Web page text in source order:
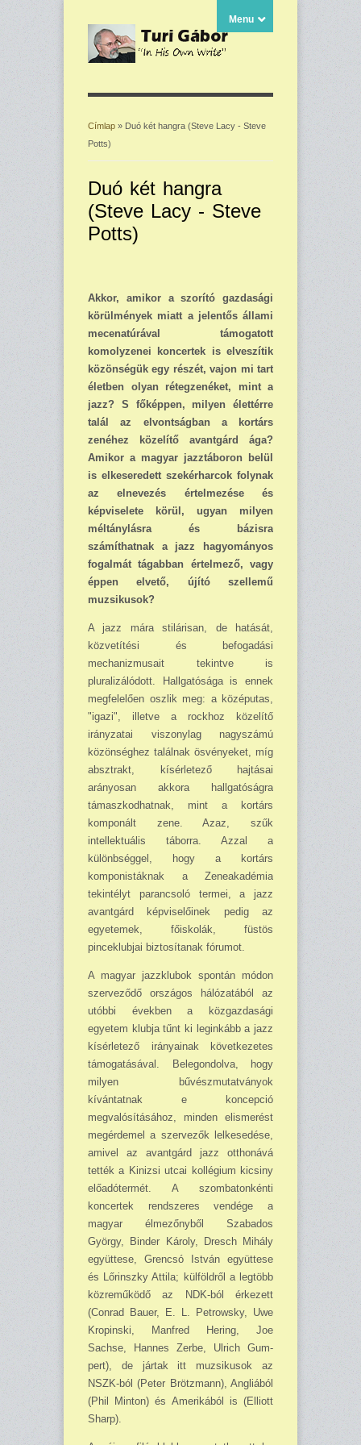
Menu
Jelenlegi hely
Címlap » Duó két hangra (Steve Lacy - Steve
Potts)
Duó két hangra
(Steve Lacy - Steve
Potts)
Akkor, amikor a szorító gazdasági
körülmények miatt a jelentős állami
mecenatúrával támo­gatott
komolyzenei koncertek is elveszítik
közönségük egy részét, vajon mi tart
életben olyan rétegzenéket, mint a
jazz? S főképpen, milyen élettérre
talál az elvontságban a kortárs
zenéhez közelítő avantgárd ága?
Amikor a magyar jazztáboron belül
is elkeseredett szekérharcok folynak
az elnevezés értelmezése és
képviselete körül, ugyan milyen
méltánylásra és bázisra
számíthatnak a jazz hagyományos
fogalmát tágabban értelmező, vagy
éppen elvető, újító szellemű
muzsikusok?
A jazz mára stilárisan, de hatását,
közvetítési és befogadási
mechanizmusait tekintve is
pluralizálódott. Hallgatósága is ennek
megfelelően oszlik meg: a középutas,
"igazi", illetve a rockhoz közelítő
irányzatai viszonylag nagyszámú
közönséghez találnak ösvényeket, míg
absztrakt, kísérletező hajtásai
arányosan akkora hallgatóságra
támaszkodhatnak, mint a kor­társ
komponált zene. Azaz, szűk
intellektuális táborra. Azzal a
különbséggel, hogy a kortárs
komponistáknak a Zeneakadémia
tekintélyt parancsoló termei, a jazz
avantgárd képviselőinek pedig az
egyetemek, főiskolák, füstös
pinceklubjai biztosítanak fórumot.
A magyar jazzklubok spontán módon
szerveződő országos hálózatából az
utóbbi években a közgazdasági
egyetem klubja tűnt ki leginkább a jazz
kísérletező irányainak következetes
támogatásával. Belegondolva, hogy
milyen bűvészmutatványok
kívántatnak e koncepció
megvalósításához, minden elismerést
megérdemel a szervezők lelkesedése,
amivel az avant­gárd jazz otthonává
tették a Kinizsi utcai kollégium kicsiny
előadótermét. A szombatonkénti
koncertek rendszeres vendége a
magyar élmezőnyből Szabados
György, Binder Károly, Dresch Mihály
együttese, Grencsó István együttese
és Lőrinszky Attila; külföldről a legtöbb
közreműködő az NDK-ból érkezett
(Conrad Bauer, E. L. Petrow­sky, Uwe
Kropinski, Manfred Hering, Joe
Sachse, Hannes Zerbe, Ulrich Gum­
pert), de jártak itt muzsikusok az
NSZK-ból (Peter Brötzmann), Angliából
(Phil Minton) és Amerikából is (Elliott
Sharp).